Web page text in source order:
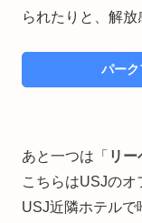
られたりと、解放
パー
あと一つは「 リ
こちらはUSJのオ
USJ近隣ホテルで